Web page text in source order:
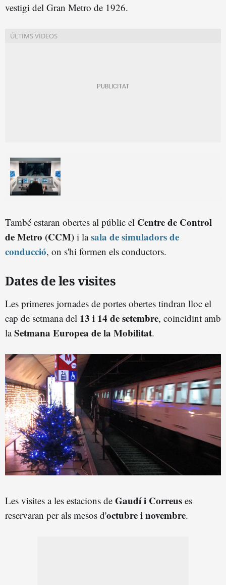
vestigi del Gran Metro de 1926.
També estaran obertes al públic el Centre de Control
de Metro (CCM) i lasala de simuladors de
conducció, on s'hi formen els conductors.
Dates de les visites
Les primeres jornades de portes obertes tindran lloc el
cap de setmana del 13 i 14 de setembre, coincidint amb
laSetmana Europea de la Mobilitat.
Les visites a les estacions de Gaudí i Correus es
reservaran per als mesos d'octubre i novembre.